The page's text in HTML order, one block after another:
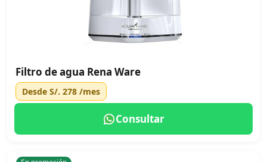
Filtro de agua Rena Ware
Desde S/. 278 /mes
Consultar